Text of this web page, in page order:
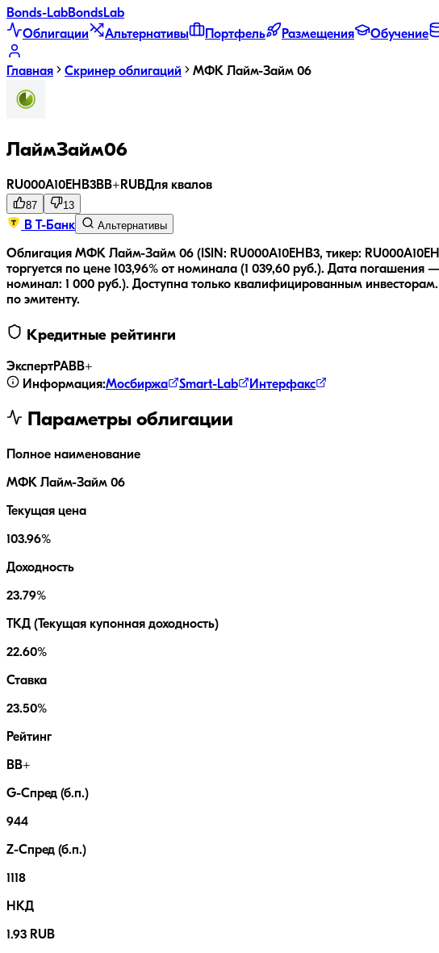
Bonds-LabBondsLab
Облигации
Альтернативы Портфель Размещения Обучение
Главная Скринер облигаций МФК Лайм-Займ 06
ЛаймЗайм06
RU000A10EHB3BB+ RUBДля квалов
87 13
В Т-Банк Альтернативы
Облигация МФК Лайм-Займ 06 (ISIN: RU000A10EHB3, тикер:
торгуется по цене 103,96% от номинала (1 039,60 руб.). Дата погашения
номинал: 1 000 руб.). Доступна только квалифицированным инвесторам.
по эмитенту.
Кредитные рейтинги
ЭкспертРАBB+
Информация:Мосбиржа Smart-Lab Интерфакс
Параметры облигации
Полное наименование
МФК Лайм-Займ 06
Текущая цена
103.96%
Доходность
23.79%
ТКД (Текущая купонная доходность)
22.60%
Ставка
23.50%
Рейтинг
BB+
G-Спред (б.п.)
944
Z-Спред (б.п.)
1118
НКД
1.93 RUB